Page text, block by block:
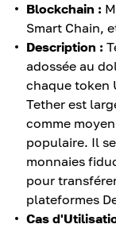
Blockchain :
Smart Chain,
Description :
adossée au
chaque token
Tether est
comme
populaire. Il
monnaies
pour
plateformes
Cas